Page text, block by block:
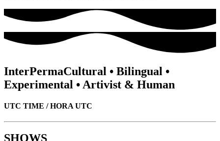
InterPermaCultural • Bilingual •
Experimental • Artivist & Human
UTC TIME / HORA UTC
SHOWS